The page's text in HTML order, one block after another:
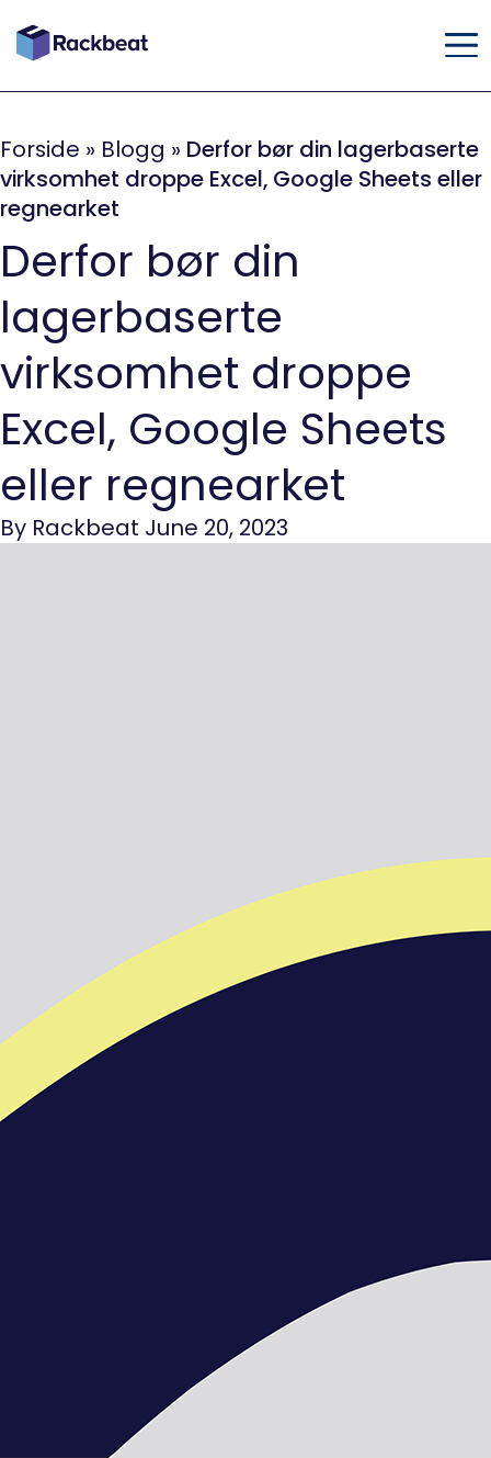
Forside » Blogg » Derfor bør din lagerbaserte
virksomhet droppe Excel, Google Sheets eller
regnearket
Derfor bør din
lagerbaserte
virksomhet droppe
Excel, Google Sheets
eller regnearket
By Rackbeat June 20, 2023